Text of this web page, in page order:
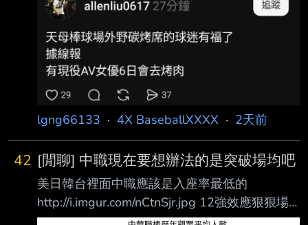
lgng66133 · 4X BaseballXXXX · 2天前
42 [閒聊] 中職現在要想辦法的是突破場均吧
美日韓台裡面中職應該是入座率最低的
http://i.imgur.com/nCtnSjr.jpg 12強效應狠狠場
均破了三千 但今年目前還是下滑2%，而且平日